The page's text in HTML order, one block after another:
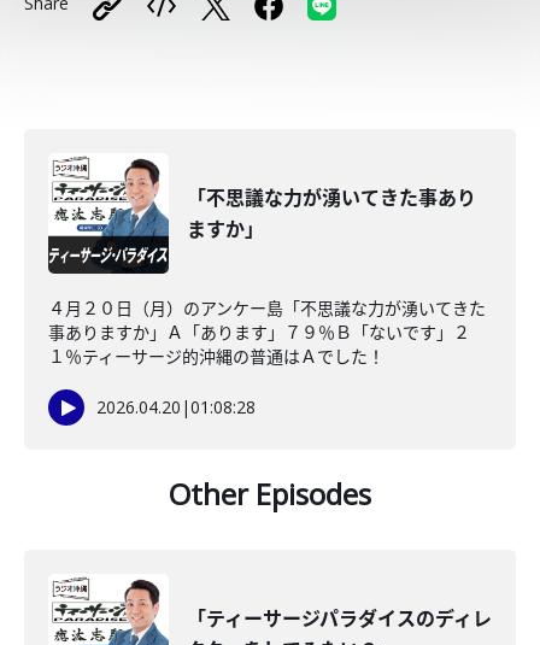
「不思議な力が湧いてきた事あり
ますか」
４月２０日（月）のアンケー島「不思議な力が湧いてきた
事ありますか」Ａ「あります」７９％Ｂ「ないです」２
１％ティーサージ的沖縄の普通はＡでした！
2026.04.20 |01:08:28
Other Episodes
「ティーサージパラダイスのディレ